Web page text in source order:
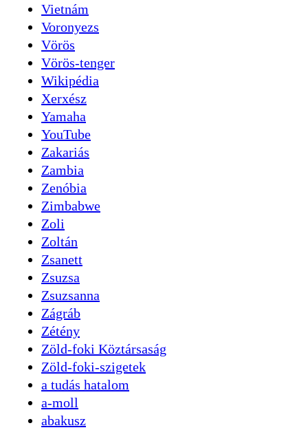
Vietnám
Voronyezs
Vörös
Vörös-tenger
Wikipédia
Xerxész
Yamaha
YouTube
Zakariás
Zambia
Zenóbia
Zimbabwe
Zoli
Zoltán
Zsanett
Zsuzsa
Zsuzsanna
Zágráb
Zétény
Zöld-foki Köztársaság
Zöld-foki-szigetek
a tudás hatalom
a-moll
abakusz